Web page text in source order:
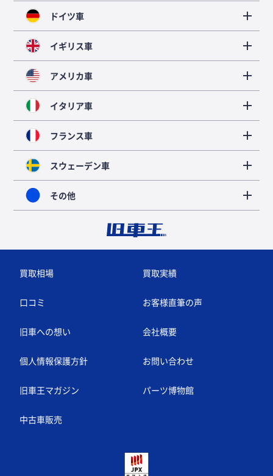
ドイツ車
イギリス車
アメリカ車
イタリア車
フランス車
スウェーデン車
その他
買取相場 買取実績
口コミ お客様直筆の声
旧車への想い 会社概要
個人情報保護方針 お問い合わせ
旧車王マガジン パーツ博物館
中古車販売